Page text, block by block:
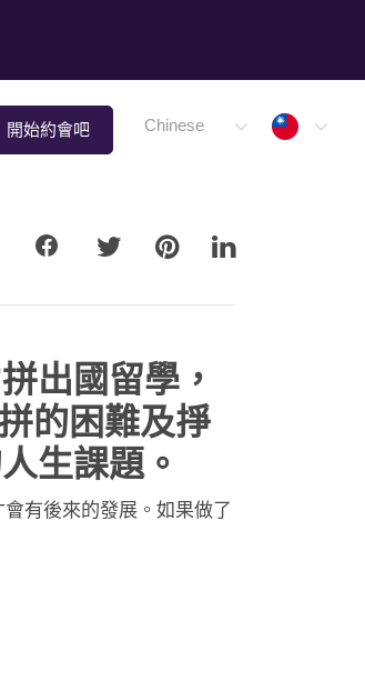
開始約會吧 Chinese Taiwan
出國留學，
的困難及掙
生課題。
有後來的發展。如果做了